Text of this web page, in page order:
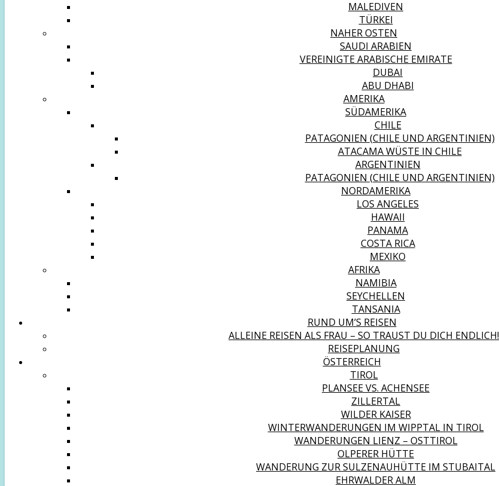
MALEDIVEN
TÜRKEI
NAHER OSTEN
SAUDI ARABIEN
VEREINIGTE ARABISCHE EMIRATE
DUBAI
ABU DHABI
AMERIKA
SÜDAMERIKA
CHILE
PATAGONIEN (CHILE UND ARGENTINIEN)
ATACAMA WÜSTE IN CHILE
ARGENTINIEN
PATAGONIEN (CHILE UND ARGENTINIEN)
NORDAMERIKA
LOS ANGELES
HAWAII
PANAMA
COSTA RICA
MEXIKO
AFRIKA
NAMIBIA
SEYCHELLEN
TANSANIA
RUND UM’S REISEN
ALLEINE REISEN ALS FRAU – SO TRAUST DU DICH ENDLICH!
REISEPLANUNG
ÖSTERREICH
TIROL
PLANSEE VS. ACHENSEE
ZILLERTAL
WILDER KAISER
WINTERWANDERUNGEN IM WIPPTAL IN TIROL
WANDERUNGEN LIENZ – OSTTIROL
OLPERER HÜTTE
WANDERUNG ZUR SULZENAUHÜTTE IM STUBAITAL
EHRWALDER ALM